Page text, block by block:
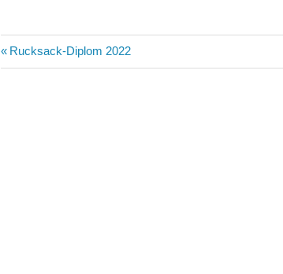
Beitragsnavigation
Vorheriger
Beitrag:
Rucksack-Diplom 2022